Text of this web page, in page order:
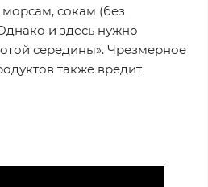
сокам (без
и здесь нужно
середины». Чрезмерное
также вредит